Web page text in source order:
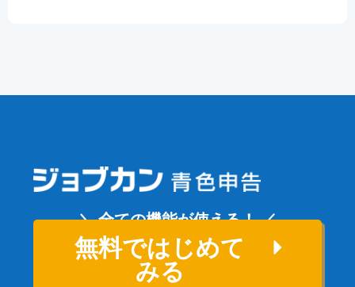
＼ 全ての機能が使える！ ／
無料ではじめて
みる